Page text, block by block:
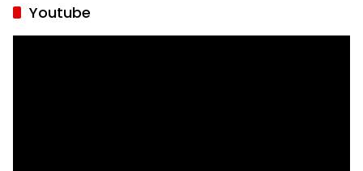
Youtube